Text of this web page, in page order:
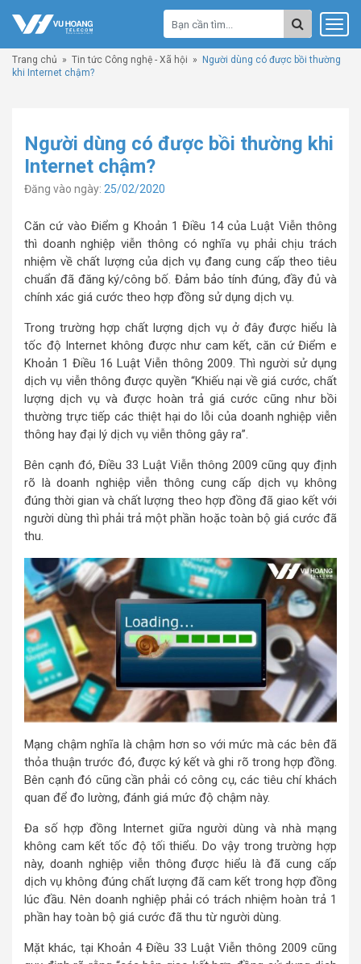
Trang chủ » Tin tức Công nghệ - Xã hội »
Người dùng có được bồi thường
khi Internet chậm?
Người dùng có được bồi thường khi
Internet chậm?
Đăng vào ngày: 25/02/2020
Căn cứ vào Điểm g Khoản 1 Điều 14 của Luật Viễn thông
thì doanh nghiệp viễn thông có nghĩa vụ phải chịu trách
nhiệm về chất lượng của dịch vụ đang cung cấp theo tiêu
chuẩn đã đăng ký/công bố. Đảm bảo tính đúng, đầy đủ và
chính xác giá cước theo hợp đồng sử dụng dịch vụ.
Trong trường hợp chất lượng dịch vụ ở đây được hiểu là
tốc độ Internet không được như cam kết, căn cứ Điểm e
Khoản 1 Điều 16 Luật Viễn thông 2009. Thì người sử dụng
dịch vụ viễn thông được quyền “Khiếu nại về giá cước, chất
lượng dịch vụ và được hoàn trả giá cước cũng như bồi
thường trực tiếp các thiệt hại do lỗi của doanh nghiệp viễn
thông hay đại lý dịch vụ viễn thông gây ra”.
Bên cạnh đó, Điều 33 Luật Viễn thông 2009 cũng quy định
rõ là doanh nghiệp viễn thông cung cấp dịch vụ không
đúng thời gian và chất lượng theo hợp đồng đã giao kết với
người dùng thì phải trả một phần hoặc toàn bộ giá cước đã
thu.
Mạng chậm nghĩa là chậm hơn so với mức mà các bên đã
thỏa thuận trước đó, được ký kết và ghi rõ trong hợp đồng.
Bên cạnh đó cũng cần phải có công cụ, các tiêu chí khách
quan để đo lường, đánh giá mức độ chậm này.
Đa số hợp đồng Internet giữa người dùng và nhà mạng
không cam kết tốc độ tối thiểu. Do vậy trong trường hợp
này, doanh nghiệp viễn thông được hiểu là đã cung cấp
dịch vụ không đúng chất lượng đã cam kết trong hợp đồng
lúc đầu. Nên doanh nghiệp phải có trách nhiệm hoàn trả 1
phần hay toàn bộ giá cước đã thu từ người dùng.
Mặt khác, tại Khoản 4 Điều 33 Luật Viễn thông 2009 cũng